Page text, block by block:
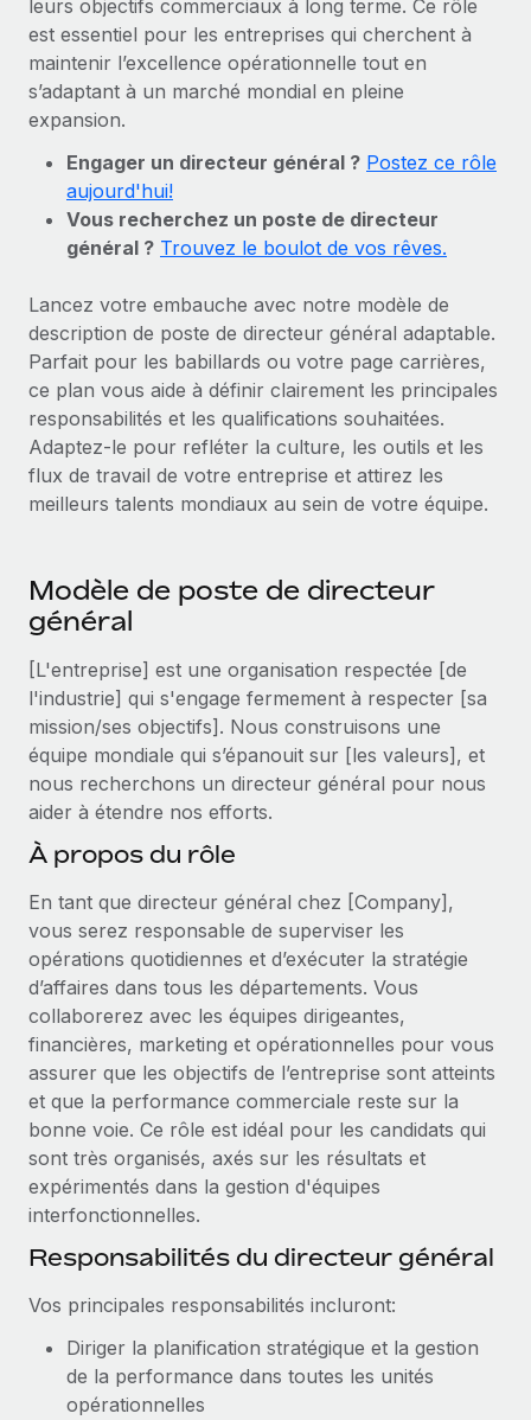
Gestion des freelances
Intégrez et gérez vos freelances partout dans le monde
PEO
Sous-traitez les opérations complexes liées à l’emploi
INFRASTRUCTURE
Intégration Remote
Intégrez vos RH aux flux de travail en toute simplicité
Plateforme
Des fonctions RH clés intégrées pour votre équipe
Connecter Nouveau
Connectez n'importe quel outil d’IA à Remote grâce à
notre MCP
Rationalisez vos processus avec des outils essentiels
SERVICES
Recevez des conseils d’experts sur les RH à
l’international et la conformité
Contrôles d’antécédents
Simplifiez vos processus de présélection des
candidats
Remote Watchtower
matière de conformité
Gestion des appareils
Achetez et suivez vos équipements informatiques
dans le monde entier
Création d’entité
Établissez des entités rapidement et en toute
conformité
Mobilité et déménagement international
Organisez facilement le déménagement de vos
Avantages sociaux
Comparer Remote
Examinez notre service par rapport aux autres
CROISSANCE
Start-ups
Des solutions agiles et internationales pour les RH et la
paie des entreprises en pleine croissance
Développez vos équipes avec des solutions RH sur
mesure
Entreprise
Les RH à l’international pour les grandes entreprises
TRAVAILLONS ENSEMBLE
Partenaires stratégiques de la tech
Devenir partenaire
Explorez avec nous vos opportunités de partenariat
Remote Build Bientôt disponible
Conseil en intégrations et automatisations assistées par
l’IA
ÉTUDES DE CAS
pays
Calculateur de paiement des freelances
Découvrez les devises disponibles et les vitesses de
paiement pour vos freelances internationaux
APPRENDRE AVEC REMOTE
Recherche et guides
Études de cas
Glossaire RH
Checklists et modèles
Descriptions de postes
Salle de presse
Données sur les salaires et les talents
Centre de ressources
Obtenir de l’aide
Voir toutes les ressources
BLOG
Paie multipays
EOR et PEO
Gestion des freelances
Taxes
Explorer le blog
Mises à jour des produits de Remote :
Intégrations Gusto et Xero et Gestion des
freelances Plus
Remote a toujours pour mission d'aider les entreprises de
toute taille à embaucher, gérer et payer...
En savoir plus
Nederlands
Français
Deutsch
Español
Português (Portugal)
日本語
한국어
中文（简体）
Connexion
leurs objectifs commerciaux à long terme. Ce rôle
est essentiel pour les entreprises qui cherchent à
maintenir l’excellence opérationnelle tout en
s’adaptant à un marché mondial en pleine
expansion.
Engager un directeur général ? Postez ce rôle
aujourd'hui!
Vous recherchez un poste de directeur
général ? Trouvez le boulot de vos rêves.
Lancez votre embauche avec notre modèle de
description de poste de directeur général adaptable.
Parfait pour les babillards ou votre page carrières,
ce plan vous aide à définir clairement les principales
responsabilités et les qualifications souhaitées.
Adaptez-le pour refléter la culture, les outils et les
flux de travail de votre entreprise et attirez les
meilleurs talents mondiaux au sein de votre équipe.
Modèle de poste de directeur
général
[L'entreprise] est une organisation respectée [de
l'industrie] qui s'engage fermement à respecter [sa
mission/ses objectifs]. Nous construisons une
équipe mondiale qui s’épanouit sur [les valeurs], et
nous recherchons un directeur général pour nous
aider à étendre nos efforts.
À propos du rôle
En tant que directeur général chez [Company],
vous serez responsable de superviser les
opérations quotidiennes et d’exécuter la stratégie
d’affaires dans tous les départements. Vous
collaborerez avec les équipes dirigeantes,
financières, marketing et opérationnelles pour vous
assurer que les objectifs de l’entreprise sont atteints
et que la performance commerciale reste sur la
bonne voie. Ce rôle est idéal pour les candidats qui
sont très organisés, axés sur les résultats et
expérimentés dans la gestion d'équipes
interfonctionnelles.
Responsabilités du directeur général
Vos principales responsabilités incluront:
Diriger la planification stratégique et la gestion
de la performance dans toutes les unités
opérationnelles